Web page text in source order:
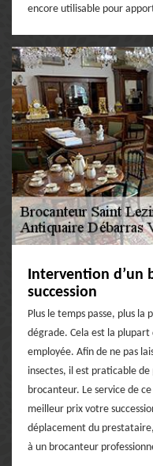
encore utilisable pour
Intervention d’un
succession
Plus le temps passe, plus la
dégrade. Cela est la plupart
employée. Afin de ne pas
insectes, il est praticable
brocanteur. Le service de
meilleur prix votre
déplacement du
à un brocanteur